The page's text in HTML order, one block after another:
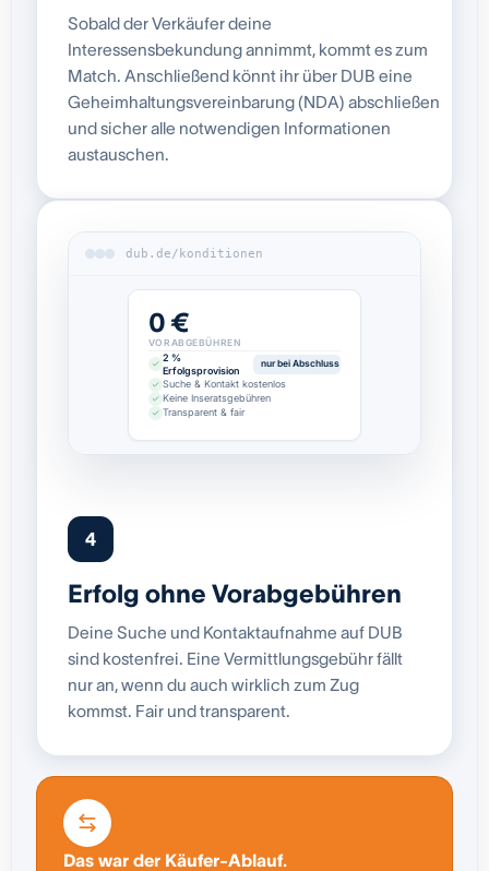
Sobald der Verkäufer deine
Interessensbekundung annimmt, kommt es zum
Match. Anschließend könnt ihr über DUB eine
Geheimhaltungsvereinbarung (NDA) abschließen
und sicher alle notwendigen Informationen
austauschen.
dub.de/konditionen
0 €
VORABGEBÜHREN
2 %
Erfolgsprovision
nur bei Abschluss
Suche & Kontakt kostenlos
Keine Inseratsgebühren
Transparent & fair
4
Erfolg ohne Vorabgebühren
Deine Suche und Kontaktaufnahme auf DUB
sind kostenfrei. Eine Vermittlungsgebühr fällt
nur an, wenn du auch wirklich zum Zug
kommst. Fair und transparent.
Das war der Käufer-Ablauf.